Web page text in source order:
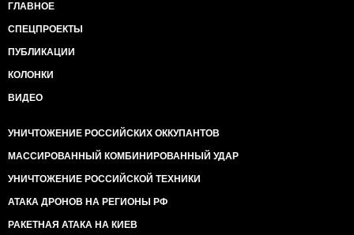
ГЛАВНОЕ
СПЕЦПРОЕКТЫ
ПУБЛИКАЦИИ
КОЛОНКИ
ВИДЕО
УНИЧТОЖЕНИЕ РОССИЙСКИХ ОККУПАНТОВ
МАССИРОВАННЫЙ КОМБИНИРОВАННЫЙ УДАР
УНИЧТОЖЕНИЕ РОССИЙСКОЙ ТЕХНИКИ
АТАКА ДРОНОВ НА РЕГИОНЫ РФ
РАКЕТНАЯ АТАКА НА КИЕВ